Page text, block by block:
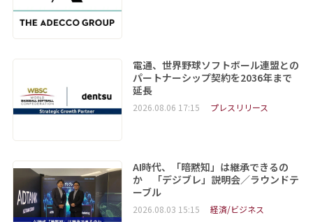
電通、世界野球ソフトボール連盟との
パートナーシップ契約を2036年まで
延長
2026.08.06 17:15 プレスリリース
AI時代、「暗黙知」は継承できるの
か 「デジブレ」説明会／ラウンドテ
ーブル
2026.08.03 15:15 経済/ビジネス